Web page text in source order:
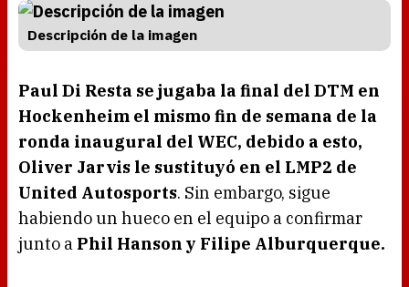
Descripción de la imagen
Paul Di Resta se jugaba la final del DTM en
Hockenheim el mismo fin de semana de la
ronda inaugural del WEC, debido a esto,
Oliver Jarvis le sustituyó en el LMP2 de
United Autosports. Sin embargo, sigue
habiendo un hueco en el equipo a confirmar
junto a Phil Hanson y Filipe Alburquerque.